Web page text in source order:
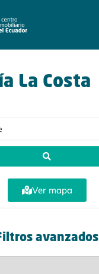
La Costa
Ver mapa
avanzados